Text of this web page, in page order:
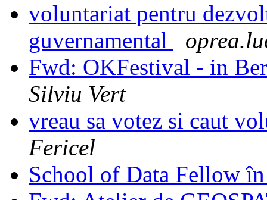
voluntariat pentru
guvernamental
Fwd: OKFestival - in
Silviu Vert
vreau sa votez si caut
Fericel
School of Data Fellow